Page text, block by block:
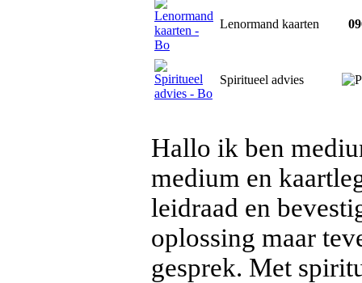
Lenormand kaarten
Spiritueel advies
Hallo ik ben
medium en
leidraad en
oplossing maar
gesprek. Met